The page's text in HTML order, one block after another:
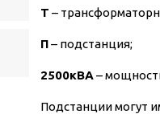
Т –
П– подстанция;
2500кВА–
Подстанции могут